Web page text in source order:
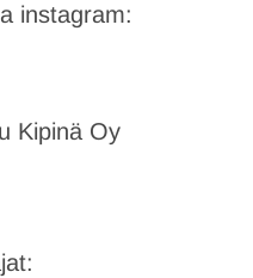
instagram:
Kipinä Oy